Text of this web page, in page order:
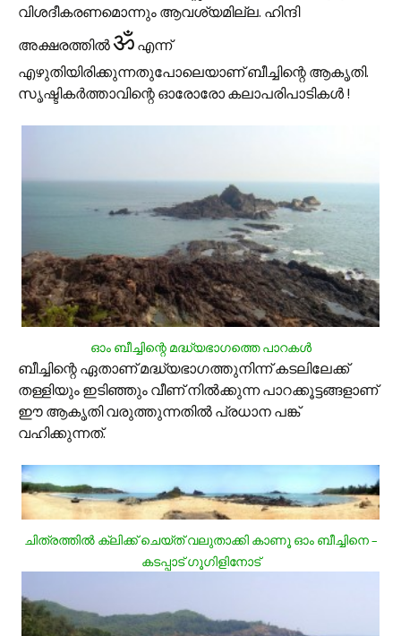
വിശദീകരണമൊന്നും ആവശ്യമില്ല. ഹിന്ദി
അക്ഷരത്തില്‍ॐ എന്ന്
എഴുതിയിരിക്കുന്നതുപോലെയാണ് ബീച്ചിന്റെ ആകൃതി.
സൃഷ്ടികര്‍ത്താവിന്റെ ഓരോരോ കലാപരിപാടികള്‍ !
ഓം ബീച്ചിന്റെ മദ്ധ്യഭാഗത്തെ പാറകള്‍
ബീച്ചിന്റെ ഏതാണ് മദ്ധ്യഭാഗത്തുനിന്ന് കടലിലേക്ക്
തള്ളിയും ഇടിഞ്ഞും വീണ് നില്‍ക്കുന്ന പാറക്കൂട്ടങ്ങളാണ്
ഈ ആകൃതി വരുത്തുന്നതില്‍ പ്രധാന പങ്ക്
വഹിക്കുന്നത്.
ചിത്രത്തില്‍ ക്ലിക്ക് ചെയ്ത് വലുതാക്കി കാണൂ ഓം ബീച്ചിനെ –
കടപ്പാട് ഗൂഗിളിനോട്